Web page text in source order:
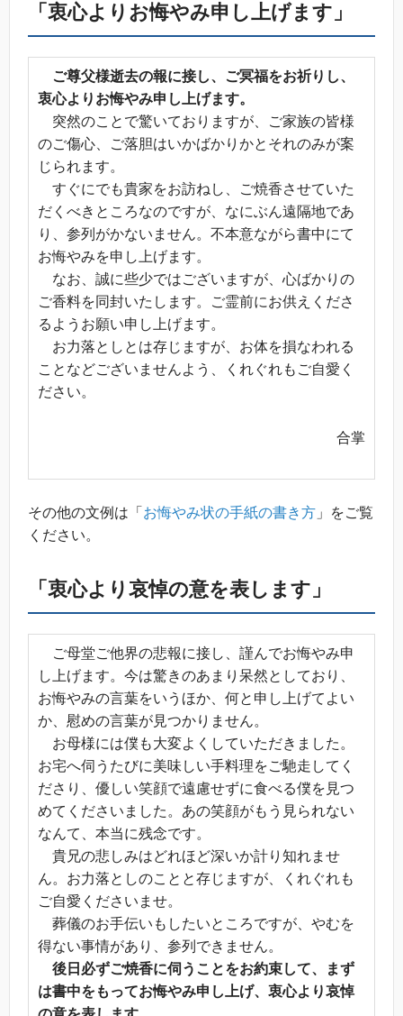
「衷心よりお悔やみ申し上げます」
ご尊父様逝去の報に接し、ご冥福をお祈りし、
衷心よりお悔やみ申し上げます。
突然のことで驚いておりますが、ご家族の皆様
のご傷心、ご落胆はいかばかりかとそれのみが案
じられます。
すぐにでも貴家をお訪ねし、ご焼香させていた
だくべきところなのですが、なにぶん遠隔地であ
り、参列がかないません。不本意ながら書中にて
お悔やみを申し上げます。
なお、誠に些少ではございますが、心ばかりの
ご香料を同封いたします。ご霊前にお供えくださ
るようお願い申し上げます。
お力落としとは存じますが、お体を損なわれる
ことなどございませんよう、くれぐれもご自愛く
ださい。
合掌
その他の文例は「 お悔やみ状の手紙の書き方 」をご覧
ください。
「衷心より哀悼の意を表します」
ご母堂ご他界の悲報に接し、謹んでお悔やみ申
し上げます。今は驚きのあまり呆然としており、
お悔やみの言葉をいうほか、何と申し上げてよい
か、慰めの言葉が見つかりません。
お母様には僕も大変よくしていただきました。
お宅へ伺うたびに美味しい手料理をご馳走してく
ださり、優しい笑顔で遠慮せずに食べる僕を見つ
めてくださいました。あの笑顔がもう見られない
なんて、本当に残念です。
貴兄の悲しみはどれほど深いか計り知れませ
ん。お力落としのことと存じますが、くれぐれも
ご自愛くださいませ。
葬儀のお手伝いもしたいところですが、やむを
得ない事情があり、参列できません。
後日必ずご焼香に伺うことをお約束して、まず
は書中をもってお悔やみ申し上げ、衷心より哀悼